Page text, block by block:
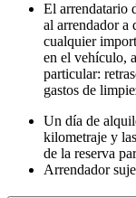
El arrendatario
al arrendador a
cualquier
en el vehículo,
particular:
gastos de
Un día de
kilometraje y
de la reserva
Arrendador